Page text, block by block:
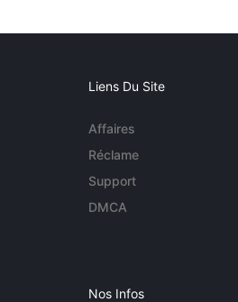
Liens Du Site
Affaires
Réclame
Support
DMCA
Nos Infos